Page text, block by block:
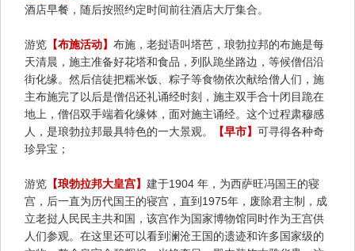
酒店早餐，随后按照约定时间前往酒店大厅集合。
游览 【布施活动】 布施，老挝语叫塔芭，琅勃拉邦的布施是每
天清晨，施主准备好花塔和食品，列队跪坐路边，等候僧侣沿
街化缘。然后信徒把糯米饭、粽子等食物依次献给僧人们，施
主布施完了以后是僧侣还礼诵经时刻，施主双手合十闭目跪在
地上，僧侣双手端着化缘钵，面对施主诵经。这个过程肃穆感
人，是琅勃拉邦最具特色的一大景观。
【早市】 可寻得各种奇
珍异宝；
游览 【琅勃拉邦大皇宫】 建于1904 年，为西萨旺冯国王的寝
宫，后一直为历代国王的寝宫，直到1975年，废除君主制，成
立老挝人民民主共和国，该宫作为国家博物馆同时作为王宫供
人们参观。在这里还可以看到澜沧王国的遗迹和许多国家级的